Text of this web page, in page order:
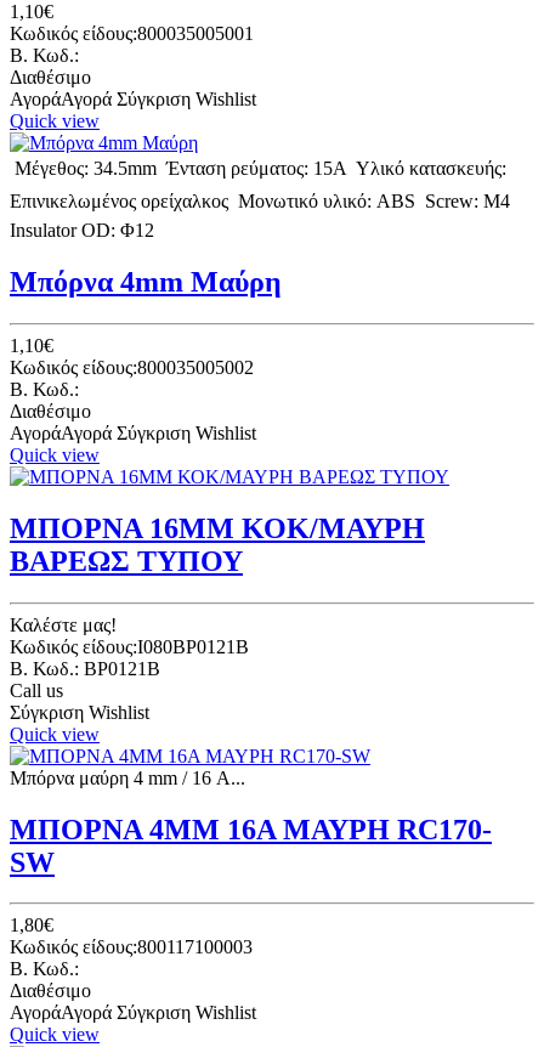
1,10€
Κωδικός είδους:800035005001
B. Κωδ.:
Διαθέσιμο
ΑγοράΑγορά Σύγκριση Wishlist
Quick view
 Μέγεθος: 34.5mm  Ένταση ρεύματος: 15A  Υλικό κατασκευής:
Eπινικελωμένος ορείχαλκος  Μονωτικό υλικό: ABS  Screw: M4 
Insulator OD: Φ12
Μπόρνα 4mm Μαύρη
1,10€
Κωδικός είδους:800035005002
B. Κωδ.:
Διαθέσιμο
ΑγοράΑγορά Σύγκριση Wishlist
Quick view
ΜΠΟΡΝΑ 16ΜΜ ΚΟΚ/ΜΑΥΡΗ
ΒΑΡΕΩΣ ΤΥΠΟΥ
Καλέστε μας!
Κωδικός είδους:I080BP0121B
B. Κωδ.: BP0121B
Call us
Σύγκριση Wishlist
Quick view
Μπόρνα μαύρη 4 mm / 16 Α...
ΜΠΟΡΝΑ 4ΜΜ 16Α ΜΑΥΡΗ RC170-
SW
1,80€
Κωδικός είδους:800117100003
B. Κωδ.:
Διαθέσιμο
ΑγοράΑγορά Σύγκριση Wishlist
Quick view